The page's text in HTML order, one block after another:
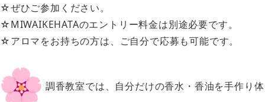
☆ぜひご参加ください。
☆MIWAIKEHATAのエントリー料金は別途必要です。
☆アロマをお持ちの方は、ご自分で応募も可能です。
調香教室では、自分だけの香水・香油を手作り体